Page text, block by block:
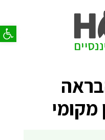
פתח
מקומי